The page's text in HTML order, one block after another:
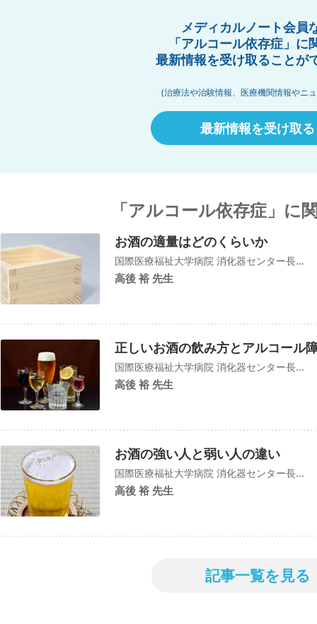
メディカルノート会員
「アルコール依存症」に
最新情報を受け取ることが
(治療法や治験情報、医療機関情報やニ
最新情報を受け取る
「アルコール依存症」に
お酒の適量はどのくらいか
国際医療福祉大学病院 消化器センター長...
高後 裕 先生
正しいお酒の飲み方とアルコール
国際医療福祉大学病院 消化器センター長...
高後 裕 先生
お酒の強い人と弱い人の違い
国際医療福祉大学病院 消化器センター長...
高後 裕 先生
記事一覧を見る